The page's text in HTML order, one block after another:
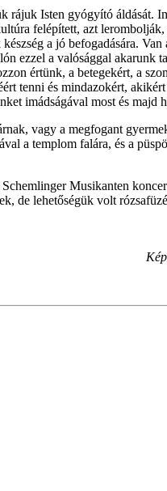
Isten gyógyító áldását.
felépített, azt
a jó befogadására.
ezzel a valósággal akarunk
értünk, a betegekért, a
tenni és mindazokért,
imádságával most és majd
vagy a megfogant
a templom falára, és a
Musikanten
de lehetőségük volt